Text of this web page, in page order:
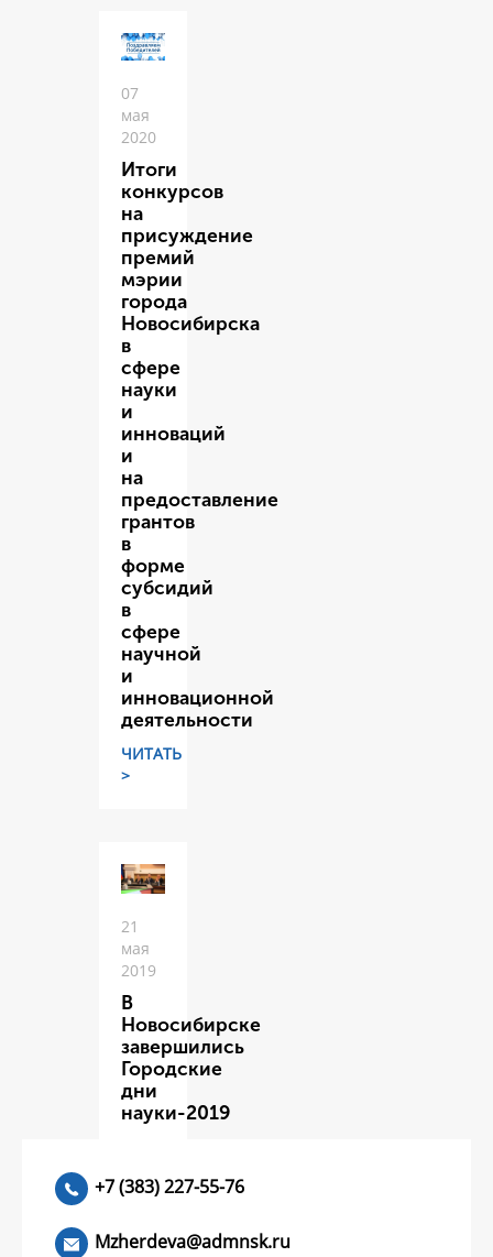
07
мая
2020
Итоги
конкурсов
на
присуждение
премий
мэрии
города
Новосибирска
в
сфере
науки
и
инноваций
и
на
предоставление
грантов
в
форме
субсидий
в
сфере
научной
и
инновационной
деятельности
ЧИТАТЬ
>
21
мая
2019
В
Новосибирске
завершились
Городские
дни
науки-2019
+7 (383) 227-55-76
Mzherdeva@admnsk.ru